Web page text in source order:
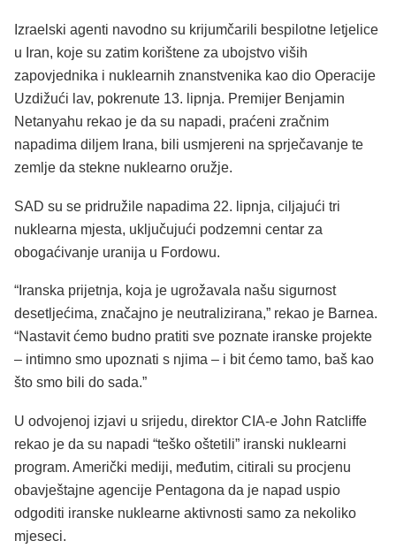
Izraelski agenti navodno su krijumčarili bespilotne letjelice
u Iran, koje su zatim korištene za ubojstvo viših
zapovjednika i nuklearnih znanstvenika kao dio Operacije
Uzdižući lav, pokrenute 13. lipnja. Premijer Benjamin
Netanyahu rekao je da su napadi, praćeni zračnim
napadima diljem Irana, bili usmjereni na sprječavanje te
zemlje da stekne nuklearno oružje.
SAD su se pridružile napadima 22. lipnja, ciljajući tri
nuklearna mjesta, uključujući podzemni centar za
obogaćivanje uranija u Fordowu.
“Iranska prijetnja, koja je ugrožavala našu sigurnost
desetljećima, značajno je neutralizirana,” rekao je Barnea.
“Nastavit ćemo budno pratiti sve poznate iranske projekte
– intimno smo upoznati s njima – i bit ćemo tamo, baš kao
što smo bili do sada.”
U odvojenoj izjavi u srijedu, direktor CIA-e John Ratcliffe
rekao je da su napadi “teško oštetili” iranski nuklearni
program. Američki mediji, međutim, citirali su procjenu
obavještajne agencije Pentagona da je napad uspio
odgoditi iranske nuklearne aktivnosti samo za nekoliko
mjeseci.